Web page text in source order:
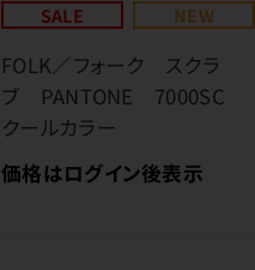
SALE NEW
FOLK／フォーク スクラ
ブ PANTONE 7000SC
クールカラー
価格はログイン後表示